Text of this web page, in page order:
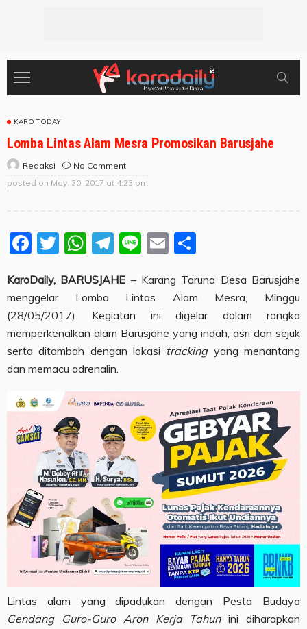
KARO TODAY
Lomba Lintas Alam Mesra Promosikan Barusjahe
Redaksi
No Comment
posted on May. 30, 2017 at 4:23 pm
Facebook
Twitter
WhatsApp
Telegram
LineEmail
KaroDaily, BARUSJAHE – Karang Taruna Desa Barusjahe
menggelar Lomba Lintas Alam Mesra, Minggu
(28/05/2017). Kegiatan ini digelar dalam rangka
memperkenalkan alam Barusjahe yang indah, asri dan sejuk
serta ditambah dengan lokasi trackingyang menantang
dan memacu adrenalin.
Lintas alam yang dipadukan dengan Pesta Budaya
Gendang Guro-Guro Aron Kerja Tahunini diharapkan